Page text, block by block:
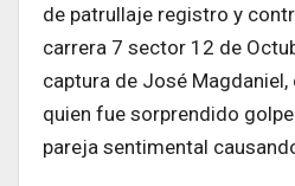
de patrullaje registro y
carrera 7 sector 12 de
captura de José
quien fue sorprendido
pareja sentimental